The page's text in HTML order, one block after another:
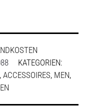
KATEGORIEN:
, ACCESSOIRES, MEN,